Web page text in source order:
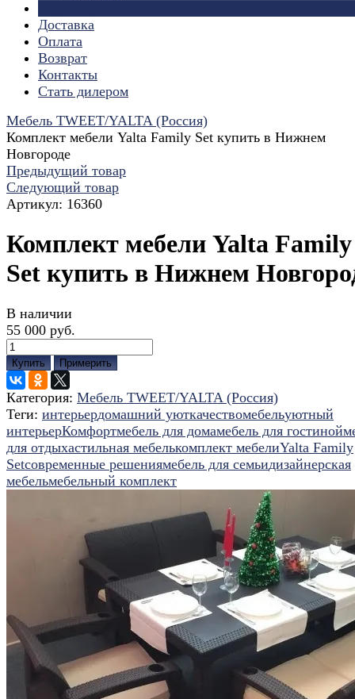
Доставка
Оплата
Возврат
Контакты
Стать дилером
Мебель TWEET/YALTA (Россия)
Комплект мебели Yalta Family Set купить в Нижнем
Новгороде
Предыдущий товар
Следующий товар
Артикул: 16360
Комплект мебели Yalta Family
Set купить в Нижнем
В наличии
55 000 руб.
Купить Примерить
Категория: Мебель TWEET/YALTA (Россия)
Теги: интерьердомашний уюткачествомебельуютный
интерьерКомфортмебель для домамебель для гостиной
для отдыхастильная мебелькомплект мебелиYalta Family
Setсовременные решениямебель для семьидизайнерская
мебельмебельный комплект